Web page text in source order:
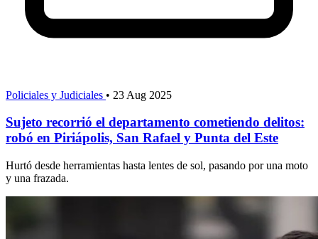
Policiales y Judiciales • 23 Aug 2025
Sujeto recorrió el departamento cometiendo delitos:
robó en Piriápolis, San Rafael y Punta del Este
Hurtó desde herramientas hasta lentes de sol, pasando por una moto
y una frazada.